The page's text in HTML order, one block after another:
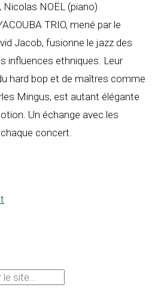
NOËL (piano)
TRIO, mené par le
Jacob, fusionne le jazz des
influences ethniques. Leur
hard bop et de maîtres comme
Mingus, est autant élégante
Un échange avec les
concert.